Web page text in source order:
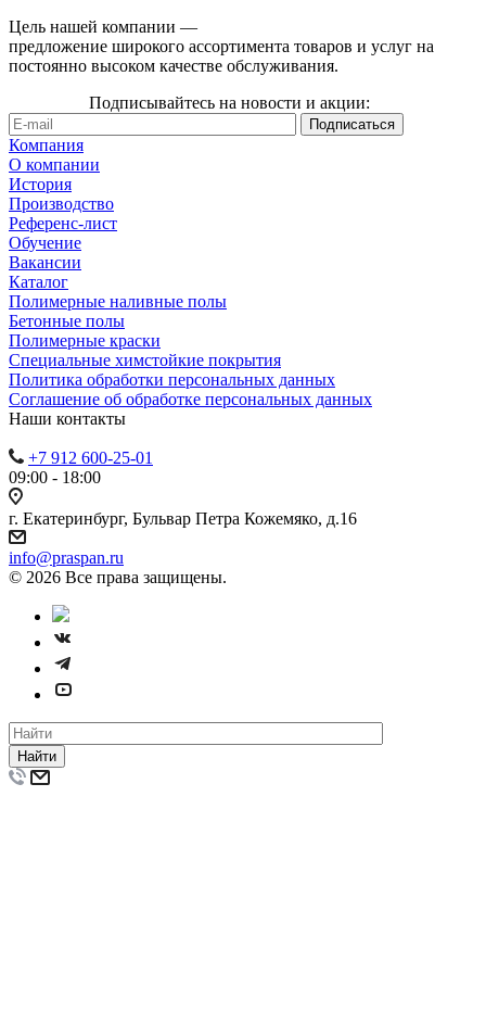
Цель нашей компании —
предложение широкого ассортимента товаров и услуг на
постоянно высоком качестве обслуживания.
Подписывайтесь на новости и акции:
Компания
О компании
История
Производство
Референс-лист
Обучение
Вакансии
Каталог
Полимерные наливные полы
Бетонные полы
Полимерные краски
Специальные химстойкие покрытия
Политика обработки персональных данных
Cоглашение об обработке персональных данных
Наши контакты
+7 912 600-25-01
09:00 - 18:00
г. Екатеринбург, Бульвар Петра Кожемяко, д.16
info@praspan.ru
© 2026 Все права защищены.
Найти